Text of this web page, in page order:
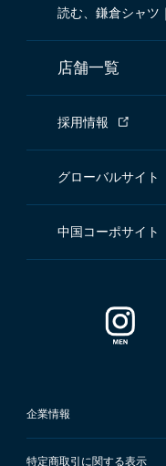
読む、鎌倉シャツ
店舗一覧
採用情報
グローバルサイト
中国コーポサイト
企業情報
特定商取引に関する表示